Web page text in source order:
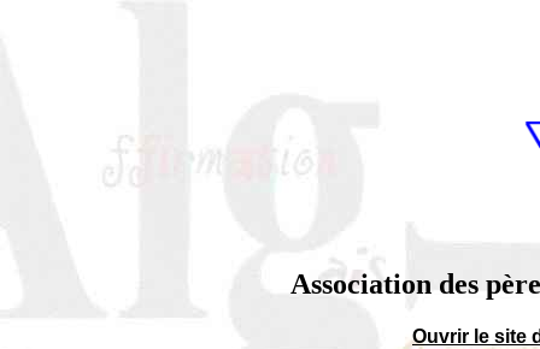
Association des
Ouvrir le site